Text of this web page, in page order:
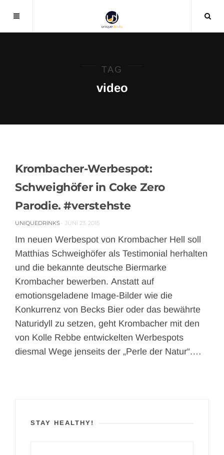
TAG
video
Krombacher-Werbespot:
Schweighöfer in Coke Zero
Parodie. #verstehste
UNIQUEDRINKS JUNI 23, 2015
Im neuen Werbespot von Krombacher Hell soll
Matthias Schweighöfer als Testimonial herhalten
und die bekannte deutsche Biermarke
Krombacher bewerben. Anstatt auf
emotionsgeladene Image-Bilder wie die
Konkurrenz von Becks Bier oder das bewährte
Naturidyll zu setzen, geht Krombacher mit den
von Kolle Rebbe entwickelten Werbespots
diesmal Wege jenseits der „Perle der Natur“.…
STAY HEALTHY!